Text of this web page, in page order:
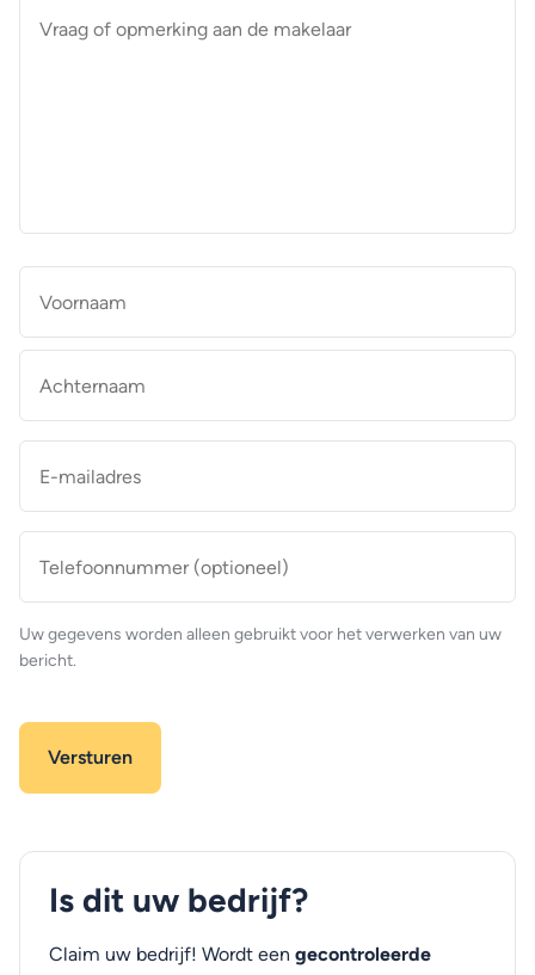
mailadres *
(optioneel)
Uw gegevens worden alleen gebruikt voor het verwerken van uw
bericht.
Is dit uw bedrijf?
Claim uw bedrijf! Wordt een gecontroleerde